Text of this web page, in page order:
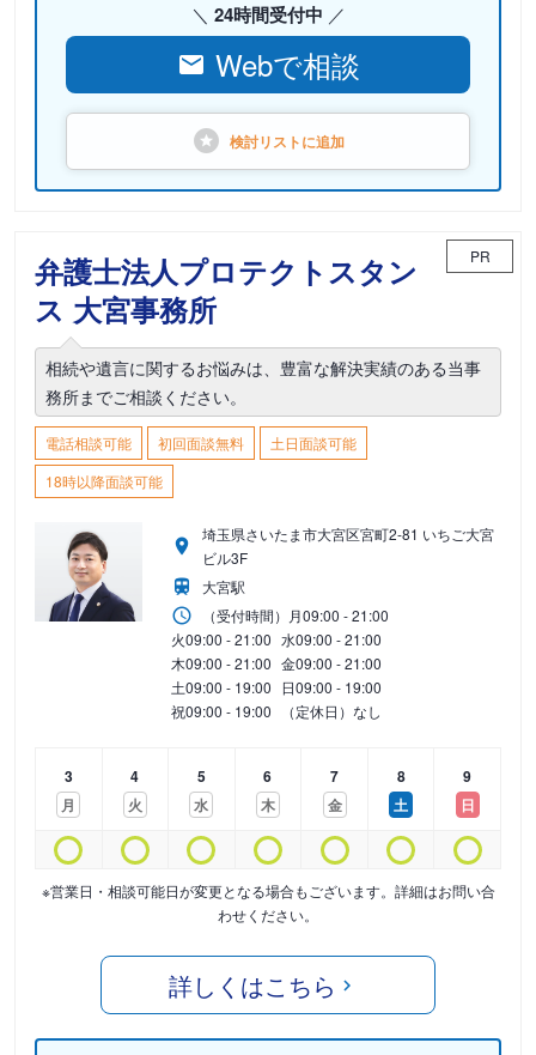
24時間受付中
Webで相談
検討リストに追加
弁護士法人プロテクトスタン
ス 大宮事務所
PR
相続や遺言に関するお悩みは、豊富な解決実績のある当事
務所までご相談ください。
電話相談可能 初回面談無料
土日面談可能
18時以降面談可能
埼玉県さいたま市大宮区宮町2-81 いちご大宮
ビル3F
大宮駅
（受付時間） 月09:00 - 21:00
火09:00 - 21:00 水09:00 - 21:00
木09:00 - 21:00 金09:00 - 21:00
土09:00 - 19:00 日09:00 - 19:00
祝09:00 - 19:00 （定休日）なし
3
月
4
火
5
水
6
木
7
金
8
土
9
日
※営業日・相談可能日が変更となる場合もございます。詳細はお問い合
わせください。
詳しくはこちら